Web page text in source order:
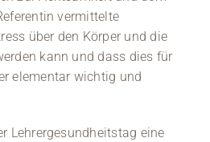
vermittelte
über den Körper und die
kann und dass dies für
elementar wichtig und
Lehrergesundheitstag eine